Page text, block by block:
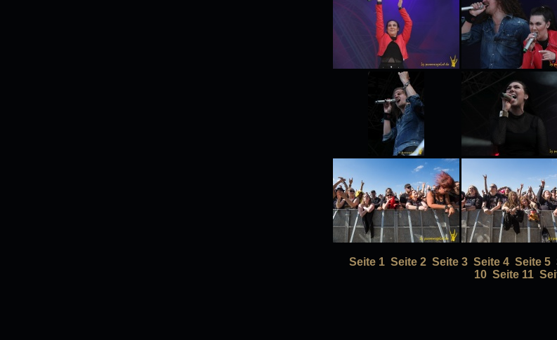
Seite 1 Seite 2 Seite 3 Seite 4 Seite 5
10 Seite 11